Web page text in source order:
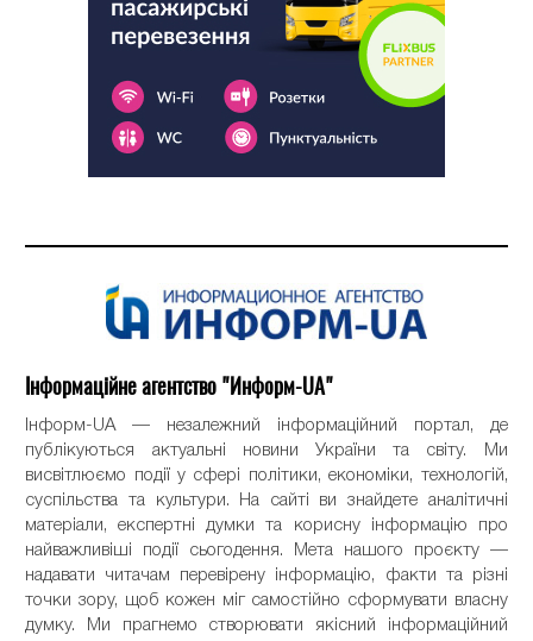
Інформаційне агентство "Информ-UA"
Інформ-UA — незалежний інформаційний портал, де
публікуються актуальні новини України та світу. Ми
висвітлюємо події у сфері політики, економіки, технологій,
суспільства та культури. На сайті ви знайдете аналітичні
матеріали, експертні думки та корисну інформацію про
найважливіші події сьогодення. Мета нашого проєкту —
надавати читачам перевірену інформацію, факти та різні
точки зору, щоб кожен міг самостійно сформувати власну
думку. Ми прагнемо створювати якісний інформаційний